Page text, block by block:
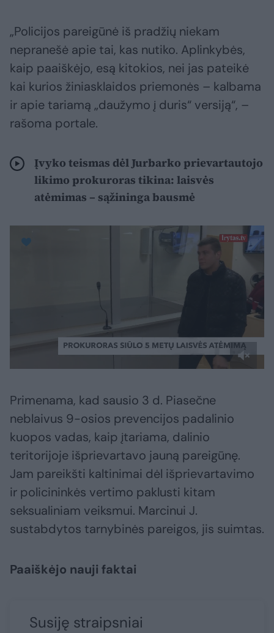
„Policijos pareigūnė iš pradžių niekam
nepranešė apie tai, kas nutiko. Aplinkybės,
kaip paaiškėjo, esą kitokios, nei jas pateikė
kai kurios žiniasklaidos priemonės – kalbama
ir apie tariamą „daužymo į duris“ versiją“, –
rašoma portale.
Įvyko teismas dėl Jurbarko prievartautojo
likimo prokuroras tikina: laisvės
atėmimas – sąžininga bausmė
Primenama, kad sausio 3 d. Piasečne
neblaivus 9-osios prevencijos padalinio
kuopos vadas, kaip įtariama, dalinio
teritorijoje išprievartavo jauną pareigūnę.
Jam pareikšti kaltinimai dėl išprievartavimo
ir policininkės vertimo paklusti kitam
seksualiniam veiksmui. Marcinui J.
sustabdytos tarnybinės pareigos, jis suimtas.
Paaiškėjo nauji faktai
Susiję straipsniai